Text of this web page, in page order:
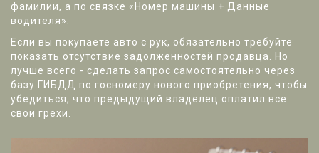
фамилии, а по связке «Номер машины + Данные
водителя».
Если вы покупаете авто с рук, обязательно требуйте
показать отсутствие задолженностей продавца. Но
лучше всего - сделать запрос самостоятельно через
базу ГИБДД по госномеру нового приобретения, чтобы
убедиться, что предыдущий владелец оплатил все
свои грехи.